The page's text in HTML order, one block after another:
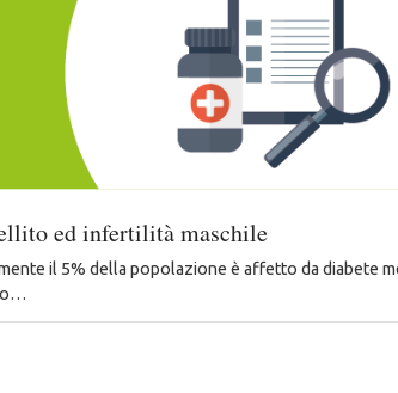
ed infertilità maschile
il 5% della popolazione è affetto da diabete